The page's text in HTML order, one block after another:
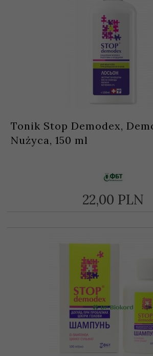
Tonik Stop Demodex,
Nużyca, 150 ml
22,00 PLN